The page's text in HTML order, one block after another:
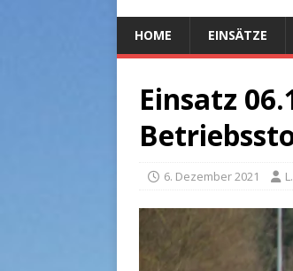
HOME EINSÄTZE
Einsatz
6. Dezember 2021